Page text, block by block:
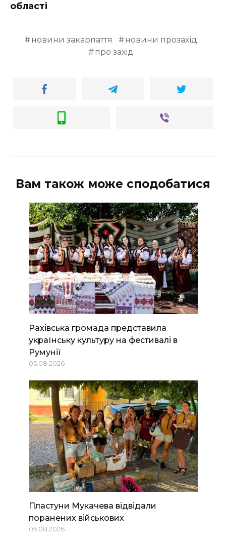
області
новини закарпаття
новини прозахід
про захід
Вам також може сподобатися
Рахівська громада представила
українську культуру на фестивалі в
Румунії
05.08.2026
Пластуни Мукачева відвідали
поранених військових
05.08.2026